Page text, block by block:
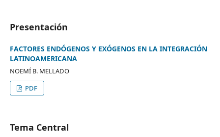
Presentación
FACTORES ENDÓGENOS Y EXÓGENOS EN LA INTEGRACIÓN
LATINOAMERICANA
NOEMÍ B. MELLADO
PDF
Tema Central